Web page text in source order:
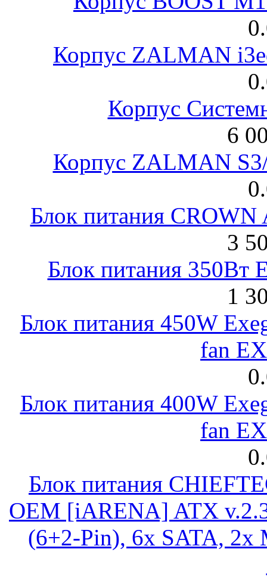
Корпус ZALMAN
Корпус
6
Корпус ZALMAN
Блок питания
3
Блок питания 350Вт
1
Блок питания 450W
fan
Блок питания 400W
fan
Блок питания
OEM [iARENA] ATX
(6+2-Pin), 6x SATA, 2x